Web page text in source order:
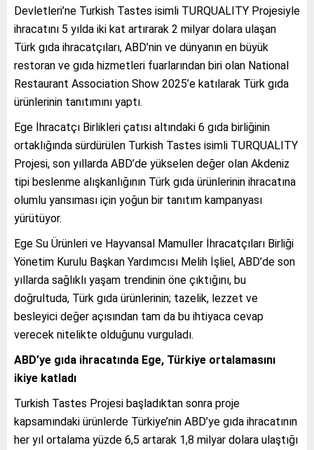
Devletleri’ne Turkish Tastes isimli TURQUALITY Projesiyle
ihracatını 5 yılda iki kat artırarak 2 milyar dolara ulaşan
Türk gıda ihracatçıları, ABD’nin ve dünyanın en büyük
restoran ve gıda hizmetleri fuarlarından biri olan National
Restaurant Association Show 2025’e katılarak Türk gıda
ürünlerinin tanıtımını yaptı.
Ege İhracatçı Birlikleri çatısı altındaki 6 gıda birliğinin
ortaklığında sürdürülen Turkish Tastes isimli TURQUALITY
Projesi, son yıllarda ABD’de yükselen değer olan Akdeniz
tipi beslenme alışkanlığının Türk gıda ürünlerinin ihracatına
olumlu yansıması için yoğun bir tanıtım kampanyası
yürütüyor.
Ege Su Ürünleri ve Hayvansal Mamuller İhracatçıları Birliği
Yönetim Kurulu Başkan Yardımcısı Melih İşliel, ABD’de son
yıllarda sağlıklı yaşam trendinin öne çıktığını, bu
doğrultuda, Türk gıda ürünlerinin; tazelik, lezzet ve
besleyici değer açısından tam da bu ihtiyaca cevap
verecek nitelikte olduğunu vurguladı.
ABD’ye gıda ihracatında Ege, Türkiye ortalamasını
ikiye katladı
Turkish Tastes Projesi başladıktan sonra proje
kapsamındaki ürünlerde Türkiye’nin ABD’ye gıda ihracatının
her yıl ortalama yüzde 6,5 artarak 1,8 milyar dolara ulaştığı